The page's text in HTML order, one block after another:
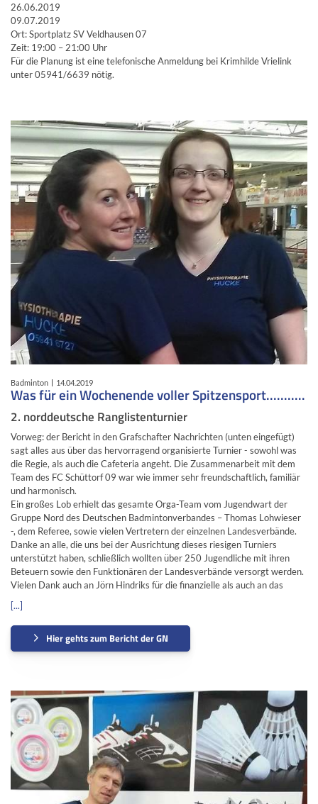
26.06.2019
09.07.2019
Ort: Sportplatz SV Veldhausen 07
Zeit: 19:00 – 21:00 Uhr
Für die Planung ist eine telefonische Anmeldung bei Krimhilde Vrielink
unter 05941/6639 nötig.
Badminton 14.04.2019
Was für ein Wochenende voller Spitzensport...........
2. norddeutsche Ranglistenturnier
Vorweg: der Bericht in den Grafschafter Nachrichten (unten eingefügt)
sagt alles aus über das hervorragend organisierte Turnier - sowohl was
die Regie, als auch die Cafeteria angeht. Die Zusammenarbeit mit dem
Team des FC Schüttorf 09 war wie immer sehr freundschaftlich, familiär
und harmonisch.
Ein großes Lob erhielt das gesamte Orga-Team vom Jugendwart der
Gruppe Nord des Deutschen Badmintonverbandes – Thomas Lohwieser
-, dem Referee, sowie vielen Vertretern der einzelnen Landesverbände.
Danke an alle, die uns bei der Ausrichtung dieses riesigen Turniers
unterstützt haben, schließlich wollten über 250 Jugendliche mit ihren
Beteuern sowie den Funktionären der Landesverbände versorgt werden.
Vielen Dank auch an Jörn Hindriks für die finanzielle als auch an das
[...]
Hier gehts zum Bericht der GN